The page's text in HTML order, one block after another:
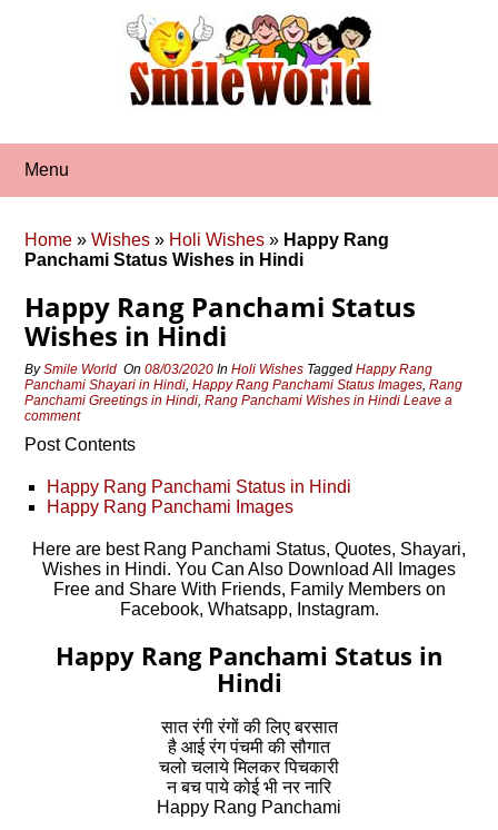
Menu
Home »Wishes » Holi Wishes » Happy Rang
Panchami Status Wishes in Hindi
Happy Rang Panchami Status
Wishes in Hindi
BySmile World On08/03/2020 InHoli Wishes TaggedHappy Rang
Panchami Shayari in Hindi,Happy Rang Panchami Status Images,Rang
Panchami Greetings in Hindi,Rang Panchami Wishes in Hindi Leave a
comment
Post Contents
Happy Rang Panchami Status in Hindi
Happy Rang Panchami Images
Here are best Rang Panchami Status, Quotes, Shayari,
Wishes in Hindi. You Can Also Download All Images
Free and Share With Friends, Family Members on
Facebook, Whatsapp, Instagram.
Happy Rang Panchami Status in
Hindi
सात रंगी रंगों की लिए बरसात
है आई रंग पंचमी की सौगात
चलो चलाये मिलकर पिचकारी
न बच पाये कोई भी नर नारि
Happy Rang Panchami